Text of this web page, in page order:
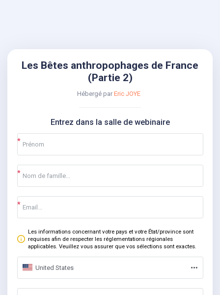
Les Bêtes anthropophages de France
(Partie 2)
Hébergé par Eric JOYE
Entrez dans la salle de webinaire
Les informations concernant votre pays et votre État/province sont
requises afin de respecter les réglementations régionales
applicables. Veuillez vous assurer que vos sélections sont exactes.
United States